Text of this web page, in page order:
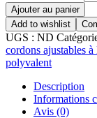
Ajouter au panier
Add to wishlist
UGS : ND
cordons ajustables à
polyvalent
Description
Informations
Avis (0)